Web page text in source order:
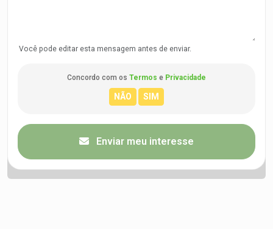
Você pode editar esta mensagem antes de enviar.
Concordo com os Termos e Privacidade
Enviar meu interesse